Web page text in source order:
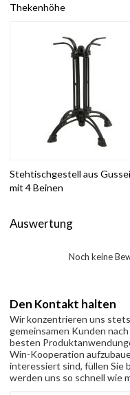
Thekenhöhe
Stehtischgestell aus
mit 4 Beinen
Auswertung
Noch keine
Den Kontakt halten
Wir konzentrieren uns
gemeinsamen Kunden
besten
Win-Kooperation
interessiert sind, füllen Sie
werden uns so schnell wie